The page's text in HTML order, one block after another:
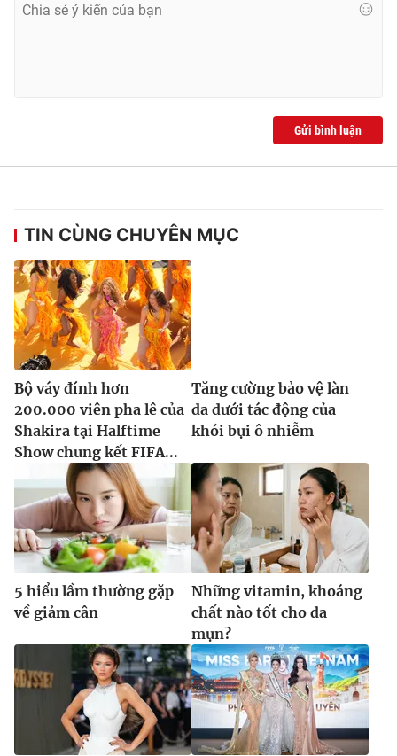
Gửi bình luận
TIN CÙNG CHUYÊN MỤC
Bộ váy đính hơn
200.000 viên pha lê của
Shakira tại Halftime
Show chung kết FIFA...
Tăng cường bảo vệ làn
da dưới tác động của
khói bụi ô nhiễm
5 hiểu lầm thường gặp
về giảm cân
Những vitamin, khoáng
chất nào tốt cho da
mụn?